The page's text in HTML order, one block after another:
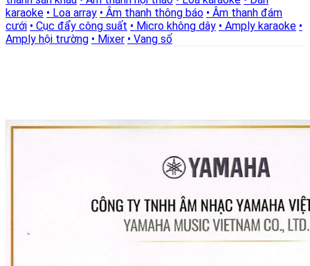
karaoke • Loa array • Âm thanh thông báo • Âm thanh đám
cưới • Cục đẩy công suất • Micro không dây • Amply karaoke •
Amply hội trường • Mixer • Vang số